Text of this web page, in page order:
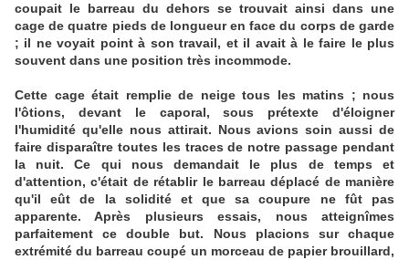
coupait le barreau du dehors se trouvait ainsi dans une
cage de quatre pieds de longueur en face du corps de garde
; il ne voyait point à son travail, et il avait à le faire le plus
souvent dans une position très incommode.
Cette cage était remplie de neige tous les matins ; nous
l'ôtions, devant le caporal, sous prétexte d'éloigner
l'humidité qu'elle nous attirait. Nous avions soin aussi de
faire disparaître toutes les traces de notre passage pendant
la nuit. Ce qui nous demandait le plus de temps et
d'attention, c'était de rétablir le barreau déplacé de manière
qu'il eût de la solidité et que sa coupure ne fût pas
apparente. Après plusieurs essais, nous atteignîmes
parfaitement ce double but. Nous placions sur chaque
extrémité du barreau coupé un morceau de papier brouillard,